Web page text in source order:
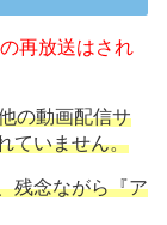
再放送はされ
の動画配信サ
ていません。
残念ながら『ア